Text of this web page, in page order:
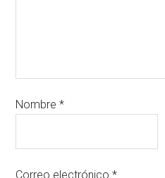
Nombre*
Correo electrónico*